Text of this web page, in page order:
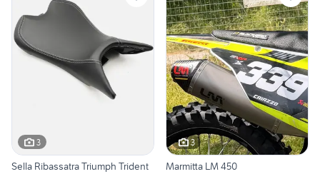
3
Sella Ribassatra Triumph Trident
3
Marmitta LM 450